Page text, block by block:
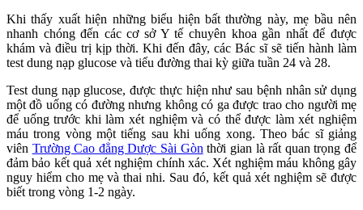
Khi thấy xuất hiện những biểu hiện bất thường này, mẹ bầu nên
nhanh chóng đến các cơ sở Y tế chuyên khoa gần nhất để được
khám và điều trị kịp thời. Khi đến đây, các Bác sĩ sẽ tiến hành làm
test dung nạp glucose và tiểu đường thai kỳ giữa tuần 24 và 28.
Test dung nạp glucose, được thực hiện như sau bệnh nhân sử dụng
một đồ uống có đường nhưng không có ga được trao cho người mẹ
để uống trước khi làm xét nghiệm và có thể được làm xét nghiệm
máu trong vòng một tiếng sau khi uống xong. Theo bác sĩ giảng
viên Trường Cao đẳng Dược Sài Gòn thời gian là rất quan trọng để
đảm bảo kết quả xét nghiệm chính xác. Xét nghiệm máu không gây
nguy hiểm cho mẹ và thai nhi. Sau đó, kết quả xét nghiệm sẽ được
biết trong vòng 1-2 ngày.